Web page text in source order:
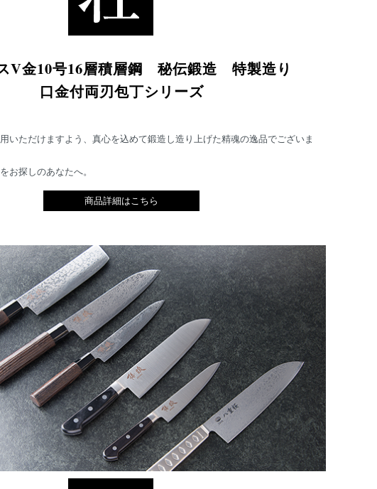
V金10号16層積層鋼 秘伝鍛造 特製造り
口金付両刃包丁シリーズ
いただけますよう、真心を込めて鍛造し造り上げた精魂の逸品でございま
お探しのあなたへ。
商品詳細はこちら